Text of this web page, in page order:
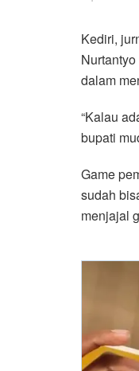
Kediri,
dalam
“Kalau
bupati
Game
sudah
menjajal